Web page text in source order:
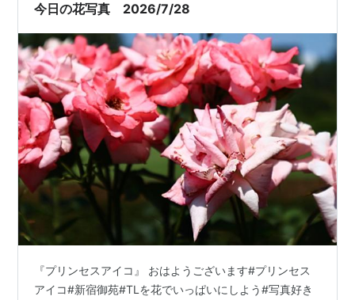
今日の花写真 2026/7/28
『プリンセスアイコ』 おはようございます#プリンセス
アイコ#新宿御苑#TLを花でいっぱいにしよう#写真好き